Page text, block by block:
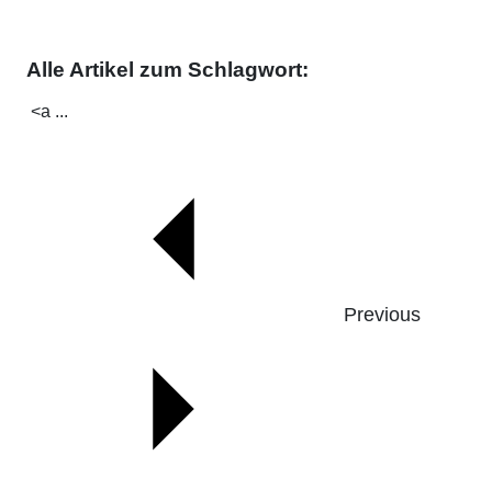
Alle Artikel zum Schlagwort:
<a ...
Previous